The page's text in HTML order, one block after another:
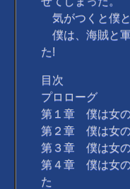
気がつくと僕と
僕は、海賊と
た!
目次
プロローグ
第１章 僕は女
第２章 僕は女の
第３章 僕は女の
第４章 僕は女
た